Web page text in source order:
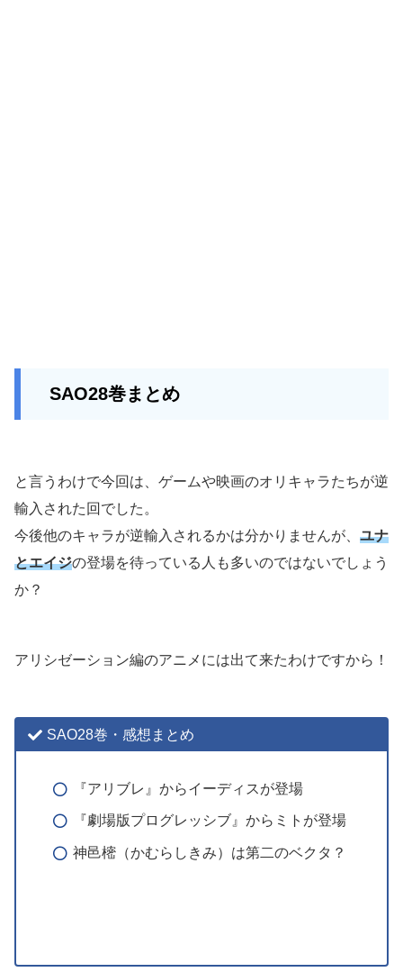
SAO28巻まとめ
と言うわけで今回は、ゲームや映画のオリキャラたちが逆
輸入された回でした。
今後他のキャラが逆輸入されるかは分かりませんが、 ユナ
とエイジの登場を待っている人も多いのではないでしょう
か？
アリシゼーション編のアニメには出て来たわけですから！
SAO28巻・感想まとめ
『アリブレ』からイーディスが登場
『劇場版プログレッシブ』からミトが登場
神邑樒（かむらしきみ）は第二のベクタ？